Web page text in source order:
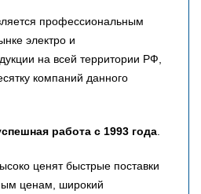
профессиональным
электро и
на всей территории РФ,
компаний данного
работа с 1993 года.
ценят быстрые поставки
ценам, широкий